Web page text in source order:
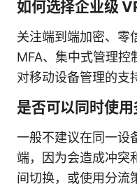
如何选择企业级
关注端到端加密、零
MFA、集中式管理控
对移动设备管理的支
是否可以同时使用
一般不建议在同一设
端，因为会造成冲突
间切换，或使用分流